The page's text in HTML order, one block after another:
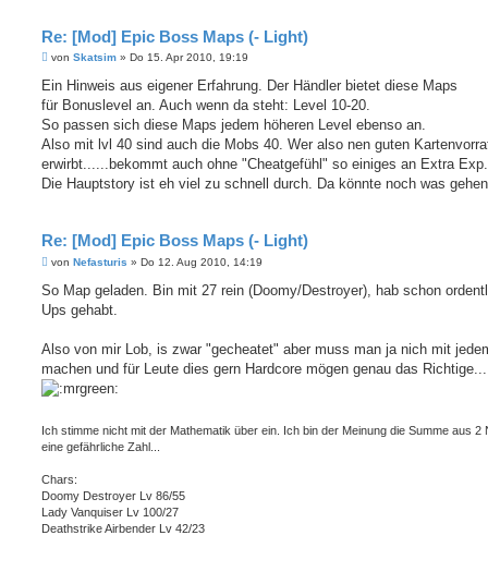
Re: [Mod] Epic Boss Maps (- Light)
B
i
r
a
von Skatsim » Do 15. Apr 2010, 19:19
Ein Hinweis aus eigener Erfahrung. Der Händler bietet diese Maps
für Bonuslevel an. Auch wenn da steht: Level 10-20.
So passen sich diese Maps jedem höheren Level ebenso an.
Also mit lvl 40 sind auch die Mobs 40. Wer also nen guten
erwirbt......bekommt auch ohne "Cheatgefühl" so einiges an Extra Exp.
Die Hauptstory ist eh viel zu schnell durch. Da könnte noch was
Re: [Mod] Epic Boss Maps (- Light)
B
i
r
von Nefasturis » Do 12. Aug 2010, 14:19
So Map geladen. Bin mit 27 rein (Doomy/Destroyer), hab schon
Ups gehabt.
Also von mir Lob, is zwar "gecheatet" aber muss man ja nich mit
machen und für Leute dies gern Hardcore mögen genau das Richtige...
Ich stimme nicht mit der Mathematik über ein. Ich bin der Meinung die Summe aus 2
eine gefährliche Zahl...
Chars:
Doomy Destroyer Lv 86/55
Lady Vanquiser Lv 100/27
Deathstrike Airbender Lv 42/23